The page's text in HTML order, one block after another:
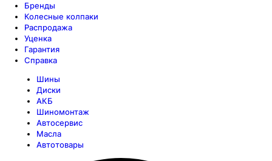
Бренды
Колесные колпаки
Распродажа
Уценка
Гарантия
Справка
Шины
Диски
АКБ
Шиномонтаж
Автосервис
Масла
Автотовары